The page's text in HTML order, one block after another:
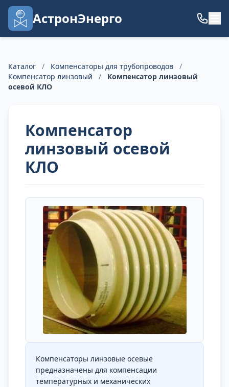
АстронЭнерго
Каталог / Компенсаторы для трубопроводов
/
Компенсатор линзовый
/
Компенсатор линзовый
осевой КЛО
Компенсатор
линзовый осевой
КЛО
Компенсаторы линзовые осевые
предназначены для компенсации
температурных и механических